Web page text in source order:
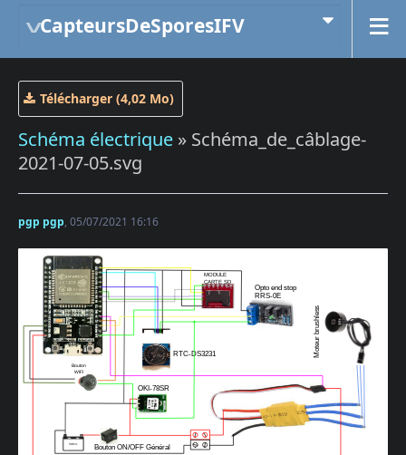
CapteursDeSporesIFV
Télécharger (4,02 Mo)
Schéma électrique » Schéma_de_câblage-
2021-07-05.svg
pgp pgp, 05/07/2021 16:16